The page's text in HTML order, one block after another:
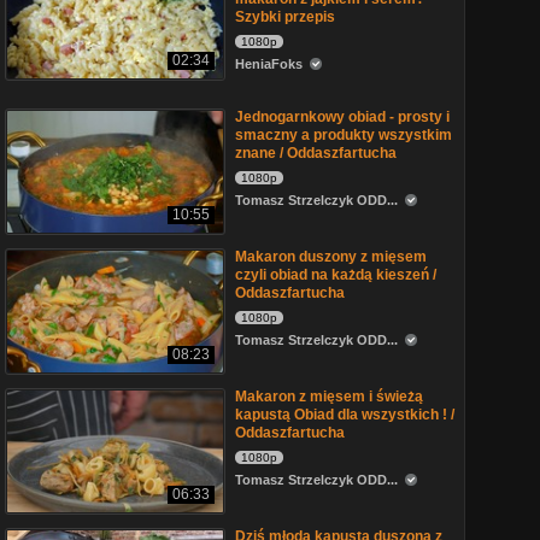
02:34
Szybki przepis
1080p
HeniaFoks
10:55
Jednogarnkowy obiad - prosty i
smaczny a produkty wszystkim
znane / Oddaszfartucha
1080p
Tomasz Strzelczyk ODD...
08:23
Makaron duszony z mięsem
czyli obiad na każdą kieszeń /
Oddaszfartucha
1080p
Tomasz Strzelczyk ODD...
06:33
Makaron z mięsem i świeżą
kapustą Obiad dla wszystkich ! /
Oddaszfartucha
1080p
Tomasz Strzelczyk ODD...
Dziś młoda kapusta duszona z